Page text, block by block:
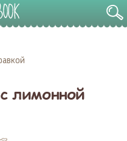
лимонной